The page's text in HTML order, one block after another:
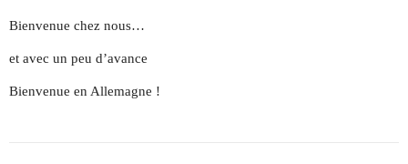
Bienvenue chez nous…
et avec un peu d’avance
Bienvenue en Allemagne !